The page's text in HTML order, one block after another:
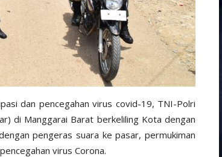
dan pencegahan virus covid-19, TNI-Polri
di Manggarai Barat berkeliling Kota dengan
pengeras suara ke pasar, permukiman
virus Corona.